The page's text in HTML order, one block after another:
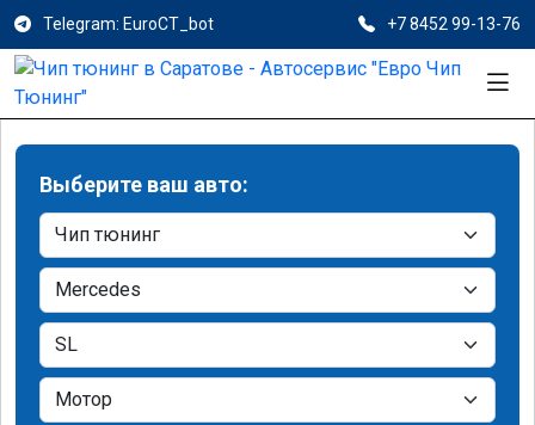
Telegram: EuroCT_bot +7 8452 99-13-76
Выберите ваш авто: